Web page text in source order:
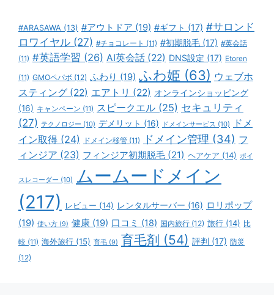
#ARASAWA (13) #アウトドア (19) #ギフト (17) #サロンド
ロワイヤル (27) #チョコレート (11) #初期脱毛 (17) #英会話
(11) #英語学習 (26) AI英会話 (22) DNS設定 (17) Etoren
(11) GMOペパボ (12) ふわり (19) ふわ姫 (63) ウェブホ
スティング (22) エアトリ (22) オンラインショッピング
(16) キャンペーン (11) スピークエル (25) セキュリティ
(27) テクノロジー (10) デメリット (16) ドメインサービス (10)
ドメ
イン取得 (24) ドメイン移管 (11) ドメイン管理 (34) フ
ィンジア (23) フィンジア初期脱毛 (21) ヘアケア (14) ボイ
スレコーダー (10) ムームードメイン
(217)
レビュー (14) レンタルサーバー (16) ロリポップ
(19) 使い方 (9) 健康 (19) 口コミ (18) 国内旅行 (12) 旅行 (14) 比
較 (11) 海外旅行 (15) 育毛 (9) 育毛剤 (54) 評判 (17) 防災
(12)